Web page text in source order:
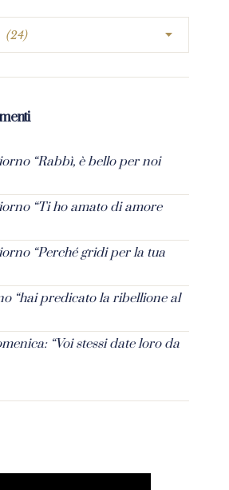
“Rabbì, è bello per noi
“Ti ho amato di amore
“Perché gridi per la tua
“hai predicato la ribellione al
“Voi stessi date loro da